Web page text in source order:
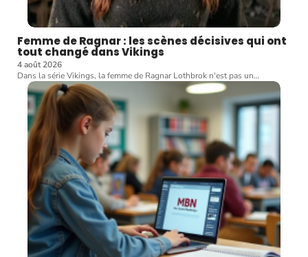
Femme de Ragnar : les scènes décisives qui ont
tout changé dans Vikings
4 août 2026
Dans la série Vikings, la femme de Ragnar Lothbrok n'est pas un…